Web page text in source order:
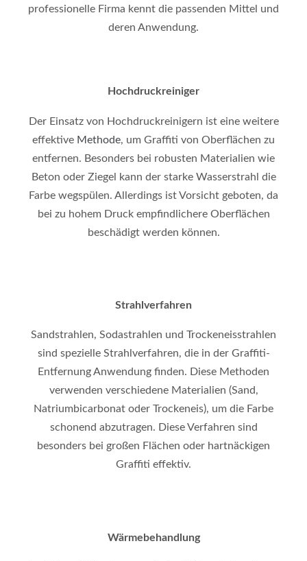
professionelle Firma kennt die passenden Mittel und
deren Anwendung.
Hochdruckreiniger
Der Einsatz von Hochdruckreinigern ist eine weitere
effektive Methode, um Graffiti von Oberflächen zu
entfernen. Besonders bei robusten Materialien wie
Beton oder Ziegel kann der starke Wasserstrahl die
Farbe wegspülen. Allerdings ist Vorsicht geboten, da
bei zu hohem Druck empfindlichere Oberflächen
beschädigt werden können.
Strahlverfahren
Sandstrahlen, Sodastrahlen und Trockeneisstrahlen
sind spezielle Strahlverfahren, die in der Graffiti-
Entfernung Anwendung finden. Diese Methoden
verwenden verschiedene Materialien (Sand,
Natriumbicarbonat oder Trockeneis), um die Farbe
schonend abzutragen. Diese Verfahren sind
besonders bei großen Flächen oder hartnäckigen
Graffiti effektiv.
Wärmebehandlung